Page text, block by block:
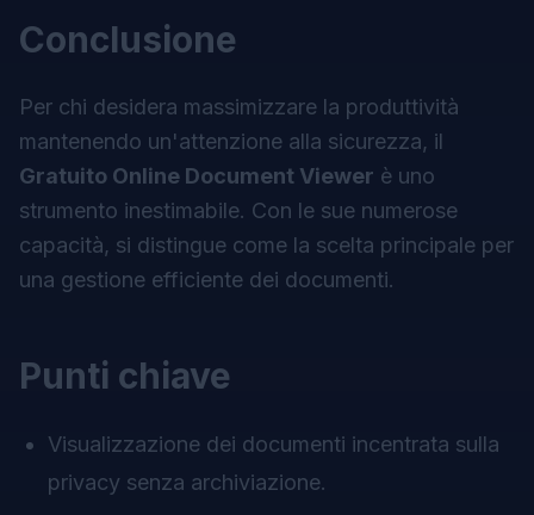
Conclusione
Per chi desidera massimizzare la produttività
mantenendo un'attenzione alla sicurezza, il
Gratuito Online Document Viewer è uno
strumento inestimabile. Con le sue numerose
capacità, si distingue come la scelta principale per
una gestione efficiente dei documenti.
Punti chiave
Visualizzazione dei documenti incentrata sulla
privacy senza archiviazione.